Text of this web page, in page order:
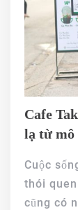
Cafe
lạ từ mô
Cuộc
thói
cũng có